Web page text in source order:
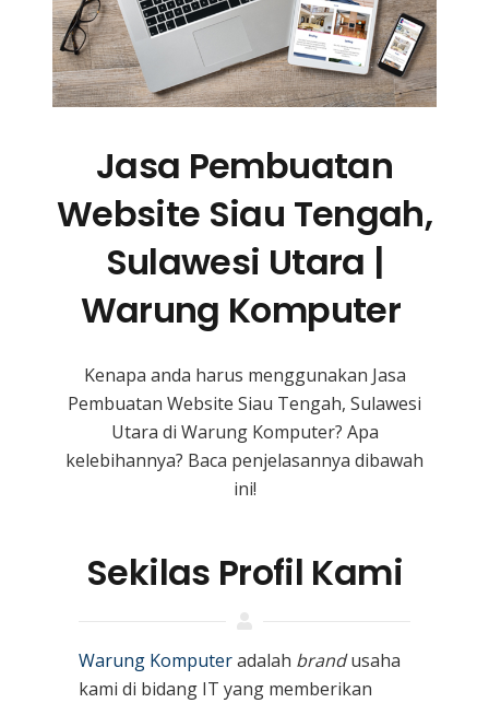
Jasa Pembuatan
Website Siau Tengah,
Sulawesi Utara |
Warung Komputer
Kenapa anda harus menggunakan Jasa
Pembuatan Website Siau Tengah, Sulawesi
Utara di Warung Komputer? Apa
kelebihannya? Baca penjelasannya dibawah
ini!
Sekilas Profil Kami
Warung Komputeradalah brandusaha
kami di bidang IT yang memberikan